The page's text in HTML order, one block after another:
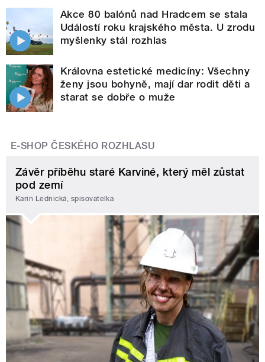
Akce 80 balónů nad Hradcem se stala
Událostí roku krajského města. U zrodu
myšlenky stál rozhlas
Královna estetické medicíny: Všechny
ženy jsou bohyně, mají dar rodit děti a
starat se dobře o muže
E-SHOP ČESKÉHO ROZHLASU
Závěr příběhu staré Karviné, který měl zůstat
pod zemí
Karin Lednická, spisovatelka